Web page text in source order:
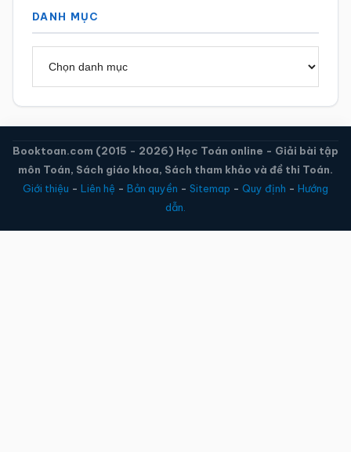
DANH MỤC
Booktoan.com (2015 - 2026) Học Toán online - Giải bài tập
môn Toán, Sách giáo khoa, Sách tham khảo và đề thi Toán.
Giới thiệu - Liên hệ - Bản quyền - Sitemap - Quy định - Hướng
dẫn.